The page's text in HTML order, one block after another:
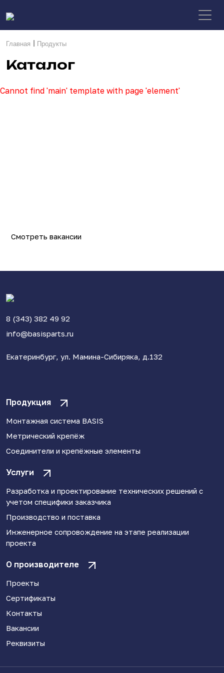
Главная | Продукты
Каталог
Cannot find 'main' template with page 'element'
Смотреть вакансии
8 (343) 382 49 92
info@basisparts.ru
Екатеринбург, ул. Мамина-Сибиряка, д.132
Продукция
Монтажная система BASIS
Метрический крепёж
Соединители и крепёжные элементы
Услуги
Разработка и проектирование технических решений с
учетом специфики заказчика
Производство и поставка
Инженерное сопровождение на этапе реализации
проекта
О производителе
Проекты
Сертификаты
Контакты
Вакансии
Реквизиты